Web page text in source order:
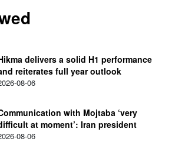
delivers a solid H1 performance
reiterates full year outlook
08-06
with Mojtaba ‘very
at moment’: Iran president
08-06